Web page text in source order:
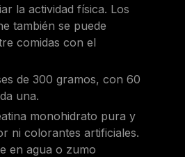
la actividad física. Los
también se puede
comidas con el
de 300 gramos, con 60
una.
monohidrato pura y
ni colorantes artificiales.
en agua o zumo